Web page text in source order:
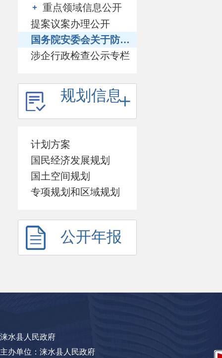
重点领域信息公开
提案议案办理公开
国务院安委会关于防范遏制矿山领域重特大生产安全事故的硬措施专栏
涉企行政检查公示专栏
规划信息
计划方案
国民经济发展规划
国土空间规划
专项规划和区域规划
公开年报
涞水县人民政府
主办单位：涞水县人民政府